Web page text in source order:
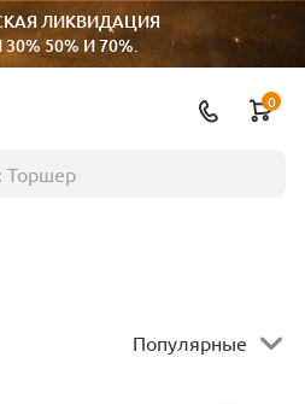
ЛИКВИДАЦИЯ
50% И 70%.
0
Популярные